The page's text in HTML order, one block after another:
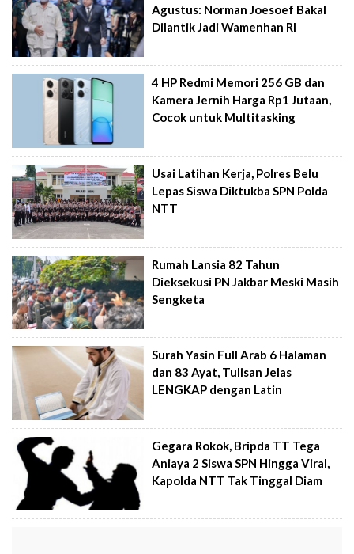
Agustus: Norman Joesoef Bakal
Dilantik Jadi Wamenhan RI
4 HP Redmi Memori 256 GB dan
Kamera Jernih Harga Rp1 Jutaan,
Cocok untuk Multitasking
Usai Latihan Kerja, Polres Belu
Lepas Siswa Diktukba SPN Polda
NTT
Rumah Lansia 82 Tahun
Dieksekusi PN Jakbar Meski Masih
Sengketa
Surah Yasin Full Arab 6 Halaman
dan 83 Ayat, Tulisan Jelas
LENGKAP dengan Latin
Gegara Rokok, Bripda TT Tega
Aniaya 2 Siswa SPN Hingga Viral,
Kapolda NTT Tak Tinggal Diam